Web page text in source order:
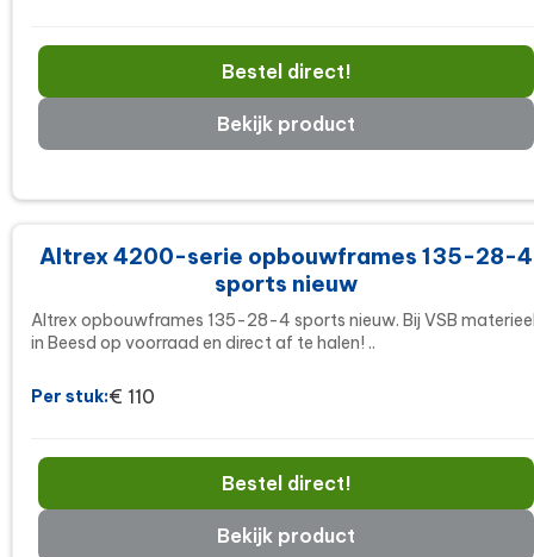
Bestel direct!
Bekijk product
Altrex 4200-serie opbouwframes 135-28-4
sports nieuw
Altrex opbouwframes 135-28-4 sports nieuw. Bij VSB
in Beesd op voorraad en direct af te halen! ..
Per stuk:€ 110
Bestel direct!
Bekijk product